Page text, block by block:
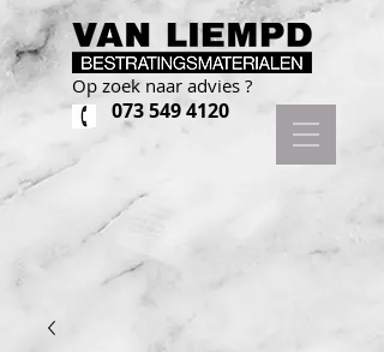
Op zoek naar advies ?
073 549 4120